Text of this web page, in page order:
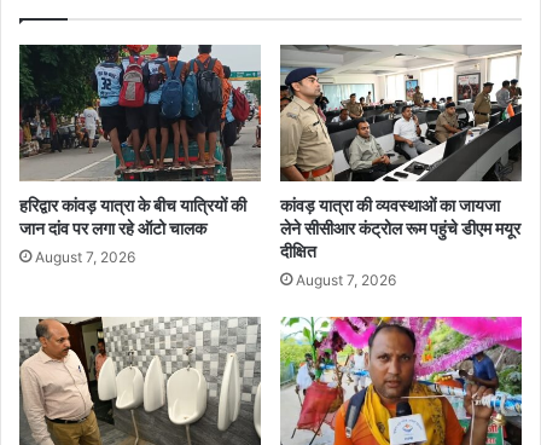
हरिद्वार कांवड़ यात्रा के बीच यात्रियों की
जान दांव पर लगा रहे ऑटो चालक
August 7, 2026
कांवड़ यात्रा की व्यवस्थाओं का जायजा
लेने सीसीआर कंट्रोल रूम पहुंचे डीएम मयूर
दीक्षित
August 7, 2026